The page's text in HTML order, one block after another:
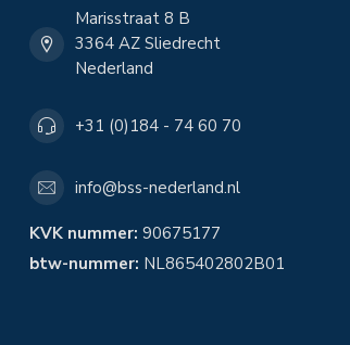
Marisstraat 8 B
3364 AZ Sliedrecht
Nederland
+31 (0)184 - 74 60 70
info@bss-nederland.nl
KVK nummer: 90675177
btw-nummer: NL865402802B01